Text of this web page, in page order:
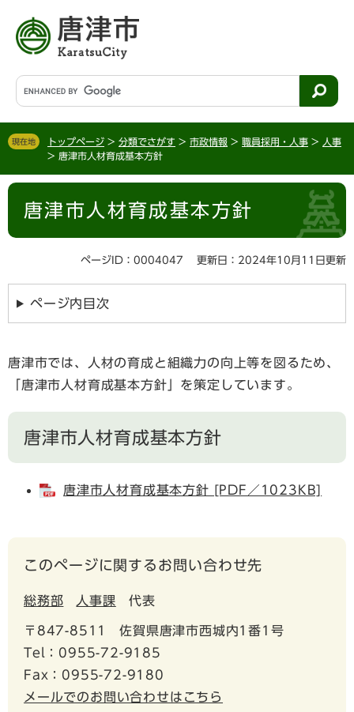
す
。
し
て
文
へ
G
o
g
l
カ
タ
現在地 トップページ > 分類でさがす > 市政情報 > 職員採用・人事 >
人事
> 唐津市人材育成基本方針
本
唐津市人材育成基本方針
ページID：0004047 更新日：2024年10月11日更新
ページ内目次
唐津市では、人材の育成と組織力の向上等を図るため、
「唐津市人材育成基本方針」を策定しています。
唐津市人材育成基本方針
唐津市人材育成基本方針 [PDF／1023KB]
このページに関するお問い合わせ先
総務部 人事課 代表
〒847-8511
佐賀県唐津市西城内1番1号
Tel：0955-72-9185
Fax：0955-72-9180
メールでのお問い合わせはこちら